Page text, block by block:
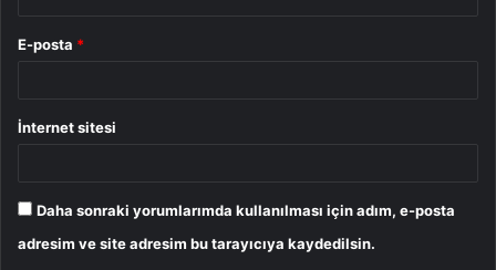
E-posta *
İnternet sitesi
Daha sonraki yorumlarımda kullanılması için adım, e-posta
adresim ve site adresim bu tarayıcıya kaydedilsin.